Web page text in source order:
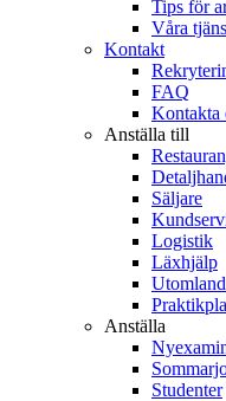
Tips för
Våra
Kontakt
FAQ
Kontakta
Anställa till
Säljare
Logistik
Läxhjälp
Anställa
Studenter